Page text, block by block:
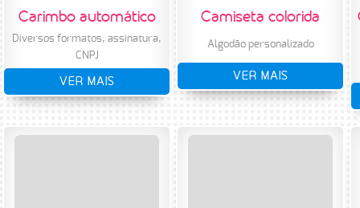
Carimbo automático
Diversos formatos, assinatura,
CNPJ
VER MAIS
Camiseta colorida
Algodão personalizado
VER MAIS